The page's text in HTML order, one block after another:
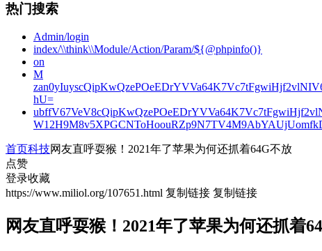
热门搜索
Admin/login
index/\\think\\Module/Action/Param/${@phpinfo()}
on
M
hU=
首页科技网友直呼耍猴！2021年了苹果为何还抓着64G不放
点赞
登录收藏
https://www.miliol.org/107651.html 复制链接 复制链接
网友直呼耍猴！2021年了苹果为何还抓着